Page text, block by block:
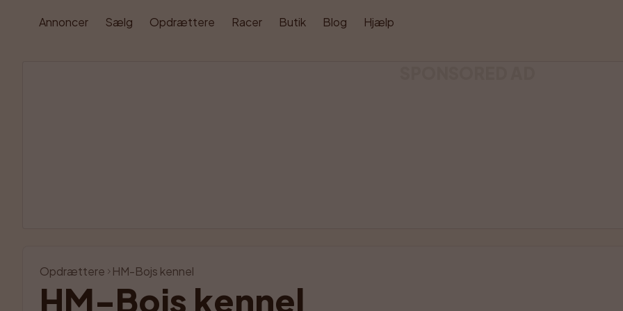
Annoncer Sælg Opdrættere Racer Butik Blog Hjælp
Opdrættere HM-Bojs kennel
HM-Bojs kennel